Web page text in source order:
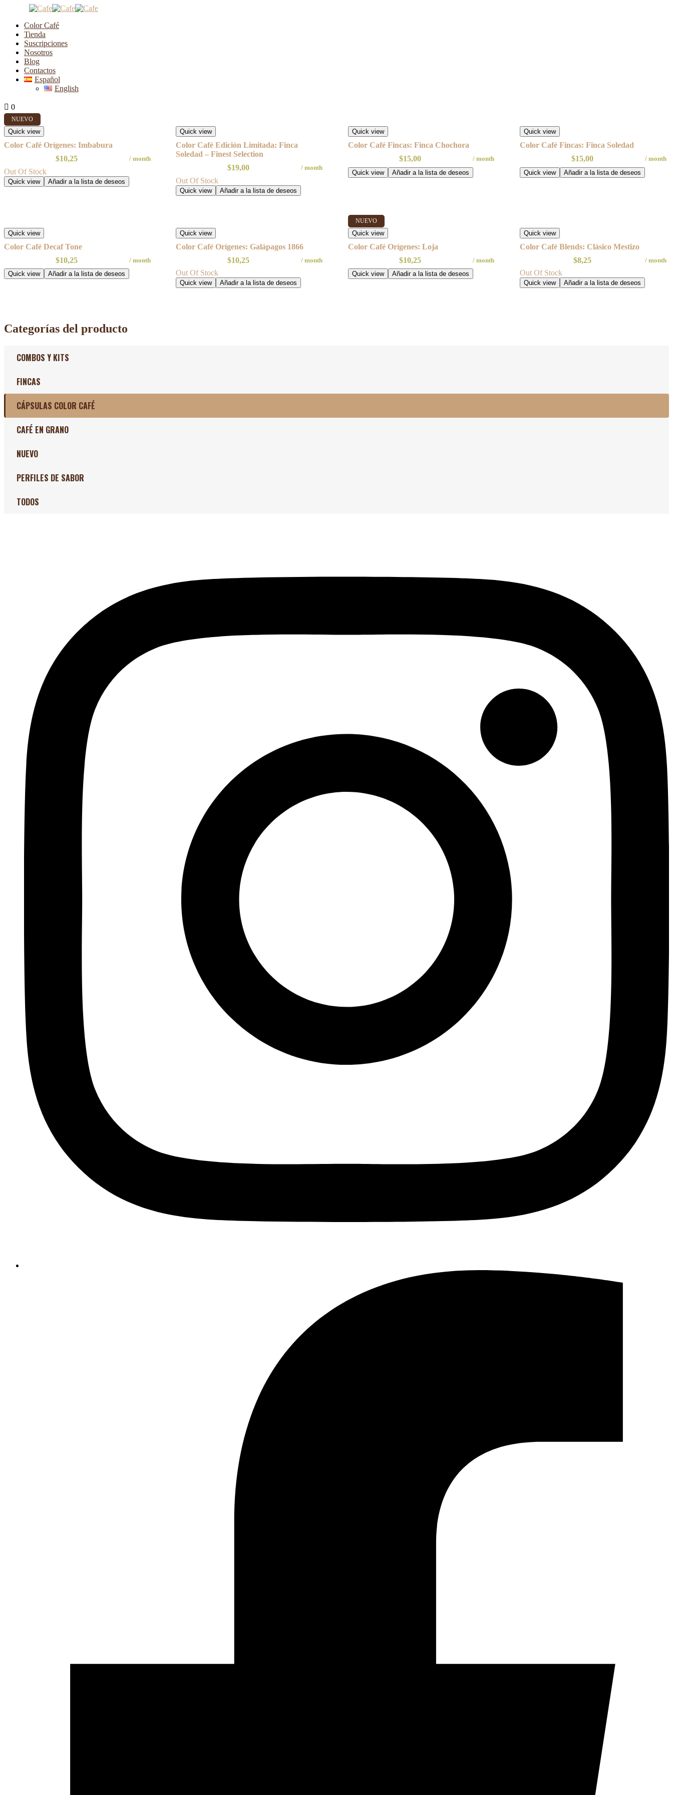
Color Café
Tienda
Suscripciones
Nosotros
Blog
Contactos
Español
English
0
0
Cápsulas Color Café
NUEVO
Quick view
Color Café Orígenes: Imbabura
$10,25 / month
Out Of Stock
Quick view Añadir a la lista de deseos
Quick view
Color Café Edición Limitada: Finca
Soledad – Finest Selection
$19,00 / month
Out Of Stock
Quick view Añadir a la lista de deseos
Quick view
Color Café Fincas: Finca Chochora
$15,00
/ month
Quick view
Añadir a la lista de deseos
Quick view
Color Café Fincas: Finca Soledad
$15,00
/ month
Quick view
Añadir a la lista de deseos
Quick view
Color Café Decaf Tone
$10,25
/ month
Quick view
Añadir a la lista de deseos
Quick view
Color Café Orígenes: Galápagos 1866
$10,25 / month
Out Of Stock
Quick view Añadir a la lista de deseos
NUEVO
Quick view
Color Café Orígenes: Loja
$10,25
/ month
Quick view
Añadir a la lista de deseos
Quick view
Color Café Blends: Clásico Mestizo
$8,25 / month
Out Of Stock
Quick view Añadir a la lista de deseos
Categorías del producto
COMBOS Y KITS
FINCAS
CÁPSULAS COLOR CAFÉ
CAFÉ EN GRANO
NUEVO
PERFILES DE SABOR
TODOS